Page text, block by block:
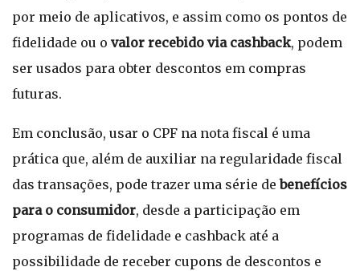
por meio de aplicativos, e assim como os pontos de
fidelidade ou o valor recebido via cashback, podem
ser usados para obter descontos em compras
futuras.
Em conclusão, usar o CPF na nota fiscal é uma
prática que, além de auxiliar na regularidade fiscal
das transações, pode trazer uma série de benefícios
para o consumidor, desde a participação em
programas de fidelidade e cashback até a
possibilidade de receber cupons de descontos e